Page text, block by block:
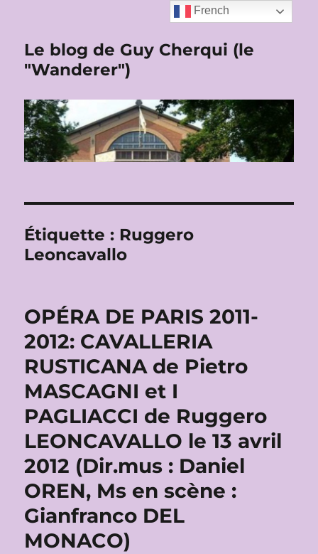
Le blog de Guy Cherqui (le
"Wanderer")
Étiquette : Ruggero
Leoncavallo
OPÉRA DE PARIS 2011-
2012: CAVALLERIA
RUSTICANA de Pietro
MASCAGNI et I
PAGLIACCI de Ruggero
LEONCAVALLO le 13 avril
2012 (Dir.mus : Daniel
OREN, Ms en scène :
Gianfranco DEL
MONACO)
French